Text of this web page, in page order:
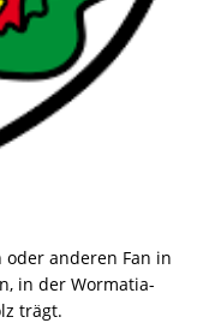
anderen Fan in
in der Wormatia-
trägt.